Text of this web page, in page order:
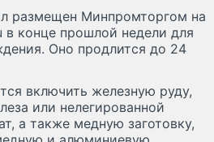
размещен Минпромторгом на
в конце прошлой недели для
Оно продлится до 24
включить железную руду,
или нелегированной
а также медную заготовку,